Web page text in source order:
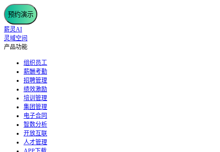
预约演示
薪灵AI
灵域空间
产品功能
组织员工
薪酬考勤
招聘管理
绩效激励
培训管理
集团管理
电子合同
智数分析
开放互联
人才管理